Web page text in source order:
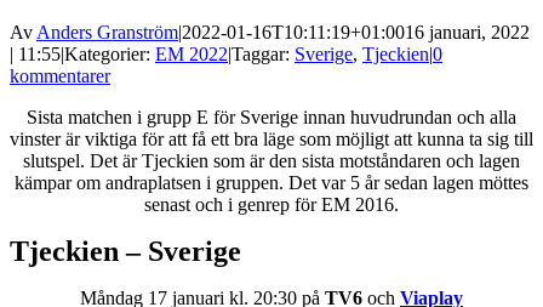
AvAnders Granström|2022-01-16T10:11:19+01:0016 januari, 2022
| 11:55|Kategorier: EM 2022|Taggar: Sverige, Tjeckien|0
kommentarer
Sista matchen i grupp E för Sverige innan huvudrundan och alla
vinster är viktiga för att få ett bra läge som möjligt att kunna ta sig till
slutspel. Det är Tjeckien som är den sista motståndaren och lagen
kämpar om andraplatsen i gruppen. Det var 5 år sedan lagen möttes
senast och i genrep för EM 2016.
Tjeckien – Sverige
Måndag 17 januari kl. 20:30 på TV6 och Viaplay